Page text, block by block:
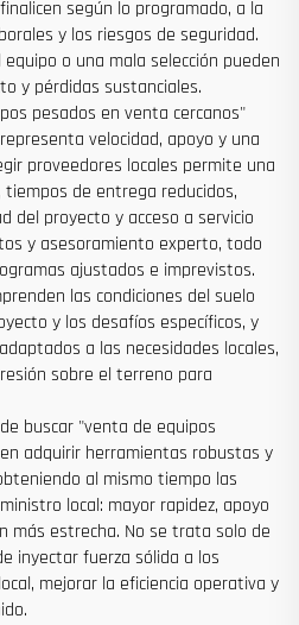
según lo programado, a la
y los riesgos de seguridad.
o una mala selección pueden
y pérdidas sustanciales.
pesados en venta cercanos"
velocidad, apoyo y una
proveedores locales permite una
tiempos de entrega reducidos,
del proyecto y acceso a servicio
y asesoramiento experto, todo
ajustados e imprevistos.
las condiciones del suelo
y los desafíos específicos, y
a las necesidades locales,
sobre el terreno para
buscar "venta de equipos
adquirir herramientas robustas y
al mismo tiempo las
local: mayor rapidez, apoyo
más estrecha. No se trata solo de
inyectar fuerza sólida a los
mejorar la eficiencia operativa y